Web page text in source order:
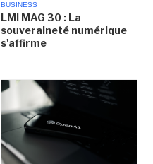
BUSINESS
LMI MAG 30 : La
souveraineté numérique
s'affirme